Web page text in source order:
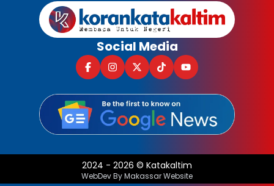
Social Media
2024 - 2026 © Katakaltim
WebDev By Makassar Website